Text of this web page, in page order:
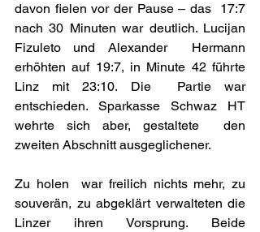
davon fielen vor der Pause – das  17:7
nach 30 Minuten war deutlich. Lucijan
Fizuleto und Alexander  Hermann
erhöhten auf 19:7, in Minute 42 führte
Linz mit 23:10. Die  Partie war
entschieden. Sparkasse Schwaz HT
wehrte sich aber, gestaltete  den
zweiten Abschnitt ausgeglichener.
Zu holen  war freilich nichts mehr, zu
souverän, zu abgeklärt verwalteten die
Linzer ihren Vorsprung. Beide